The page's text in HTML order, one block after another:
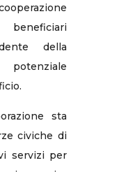
della
sta
civiche di
servizi per